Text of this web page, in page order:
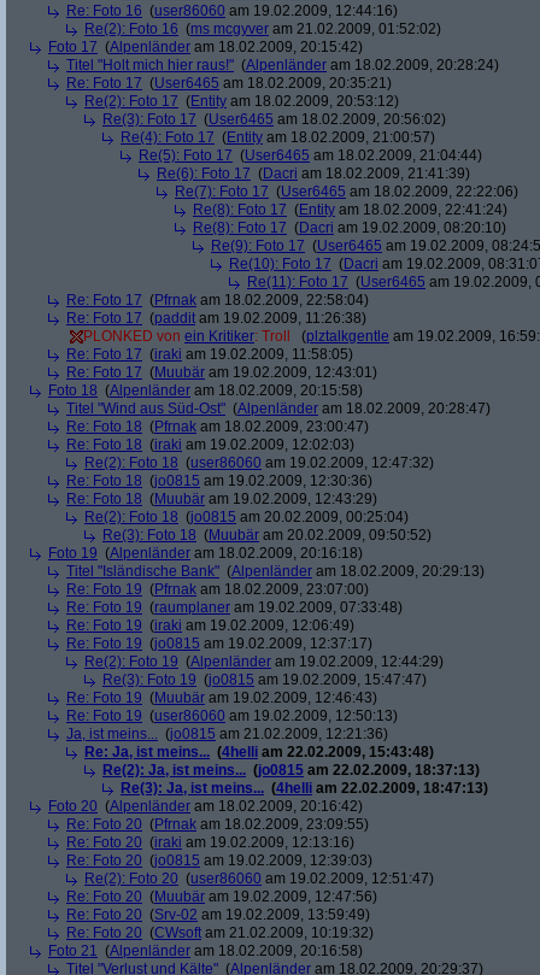
Re: Foto 16 (user86060 am 19.02.2009, 12:44:16)
Re(2): Foto 16 (ms mcgyver am 21.02.2009, 01:52:02)
Foto 17 (Alpenländer am 18.02.2009, 20:15:42)
Titel "Holt mich hier raus!" (Alpenländer am 18.02.2009, 20:28:24)
Re: Foto 17 (User6465 am 18.02.2009, 20:35:21)
Re(2): Foto 17 (Entity am 18.02.2009, 20:53:12)
Re(3): Foto 17 (User6465 am 18.02.2009, 20:56:02)
Re(4): Foto 17 (Entity am 18.02.2009, 21:00:57)
Re(5): Foto 17 (User6465 am 18.02.2009, 21:04:44)
Re(6): Foto 17 (Dacri am 18.02.2009, 21:41:39)
Re(7): Foto 17 (User6465 am 18.02.2009, 22:22:06)
Re(8): Foto 17 (Entity am 18.02.2009, 22:41:24)
Re(8): Foto 17 (Dacri am 19.02.2009, 08:20:10)
Re(9): Foto 17 (User6465 am 19.02.2009,
Re(10): Foto 17 (Dacri am 19.02.2009,
Re(11): Foto 17 (User6465 am 19.02.2009,
Re: Foto 17 (Pfrnak am 18.02.2009, 22:58:04)
Re: Foto 17 (paddit am 19.02.2009, 11:26:38)
PLONKED von ein Kritiker: Troll (plztalkgentle am 19.02.2009,
Re: Foto 17 (iraki am 19.02.2009, 11:58:05)
Re: Foto 17 (Muubär am 19.02.2009, 12:43:01)
Foto 18 (Alpenländer am 18.02.2009, 20:15:58)
Titel "Wind aus Süd-Ost" (Alpenländer am 18.02.2009, 20:28:47)
Re: Foto 18 (Pfrnak am 18.02.2009, 23:00:47)
Re: Foto 18 (iraki am 19.02.2009, 12:02:03)
Re(2): Foto 18 (user86060 am 19.02.2009, 12:47:32)
Re: Foto 18 (jo0815 am 19.02.2009, 12:30:36)
Re: Foto 18 (Muubär am 19.02.2009, 12:43:29)
Re(2): Foto 18 (jo0815 am 20.02.2009, 00:25:04)
Re(3): Foto 18 (Muubär am 20.02.2009, 09:50:52)
Foto 19 (Alpenländer am 18.02.2009, 20:16:18)
Titel "Isländische Bank" (Alpenländer am 18.02.2009, 20:29:13)
Re: Foto 19 (Pfrnak am 18.02.2009, 23:07:00)
Re: Foto 19 (raumplaner am 19.02.2009, 07:33:48)
Re: Foto 19 (iraki am 19.02.2009, 12:06:49)
Re: Foto 19 (jo0815 am 19.02.2009, 12:37:17)
Re(2): Foto 19 (Alpenländer am 19.02.2009, 12:44:29)
Re(3): Foto 19 (jo0815 am 19.02.2009, 15:47:47)
Re: Foto 19 (Muubär am 19.02.2009, 12:46:43)
Re: Foto 19 (user86060 am 19.02.2009, 12:50:13)
Ja, ist meins... (jo0815 am 21.02.2009, 12:21:36)
Re: Ja, ist meins... (4helli am 22.02.2009, 15:43:48)
Re(2): Ja, ist meins... (jo0815 am 22.02.2009, 18:37:13)
Re(3): Ja, ist meins... (4helli am 22.02.2009, 18:47:13)
Foto 20 (Alpenländer am 18.02.2009, 20:16:42)
Re: Foto 20 (Pfrnak am 18.02.2009, 23:09:55)
Re: Foto 20 (iraki am 19.02.2009, 12:13:16)
Re: Foto 20 (jo0815 am 19.02.2009, 12:39:03)
Re(2): Foto 20 (user86060 am 19.02.2009, 12:51:47)
Re: Foto 20 (Muubär am 19.02.2009, 12:47:56)
Re: Foto 20 (Srv-02 am 19.02.2009, 13:59:49)
Re: Foto 20 (CWsoft am 21.02.2009, 10:19:32)
Foto 21 (Alpenländer am 18.02.2009, 20:16:58)
Titel "Verlust und Kälte" (Alpenländer am 18.02.2009, 20:29:37)